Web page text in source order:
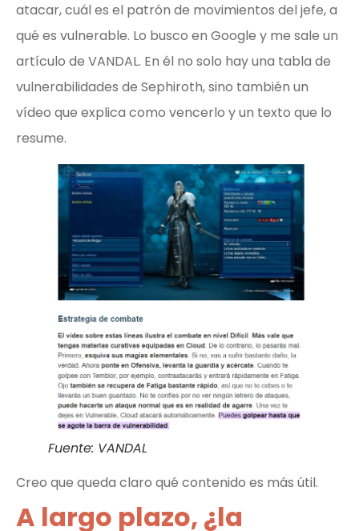
atacar, cuál es el patrón de movimientos del jefe, a
qué es vulnerable. Lo busco en Google y me sale un
artículo de VANDAL. En él no solo hay una tabla de
vulnerabilidades de Sephiroth, sino también un
vídeo que explica como vencerlo y un texto que lo
resume.
Fuente: VANDAL
Creo que queda claro qué contenido es más útil.
A largo plazo, ¿la